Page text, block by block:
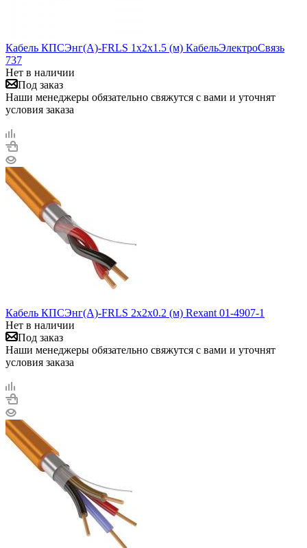
Кабель КПСЭнг(А)-FRLS 1х2х1.5 (м) КабельЭлектроСвязь
737
Нет в наличии
Под заказ
Наши менеджеры обязательно свяжутся с вами и уточнят
условия заказа
Кабель КПСЭнг(А)-FRLS 2х2х0.2 (м) Rexant 01-4907-1
Нет в наличии
Под заказ
Наши менеджеры обязательно свяжутся с вами и уточнят
условия заказа